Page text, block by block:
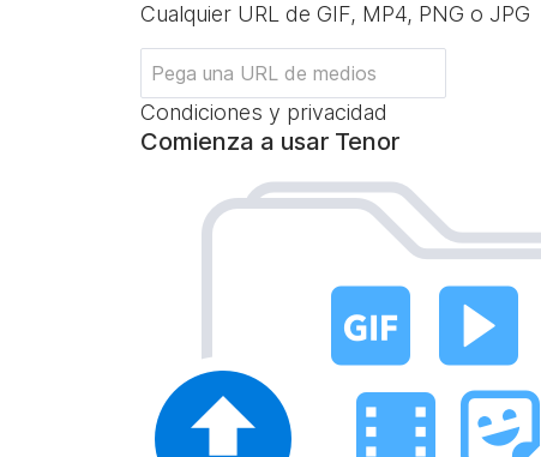
Cualquier URL de GIF, MP4, PNG o JPG
Condiciones y privacidad
Comienza a usar Tenor